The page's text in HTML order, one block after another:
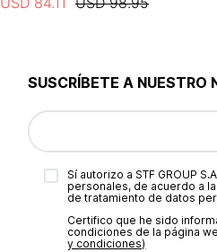
SUSCRÍBETE A NUESTRO
Sí autorizo a STF GROUP
personales, de acuerdo a
de tratamiento de datos
Certifico que he sido
condiciones de la página
y condiciones)